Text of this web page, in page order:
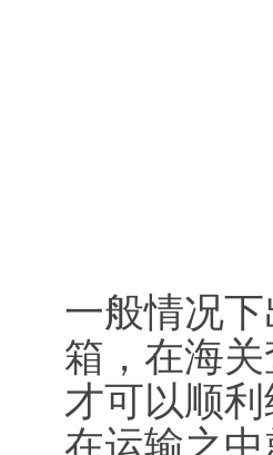
一般情况
箱，在海
才可以顺
在运输之